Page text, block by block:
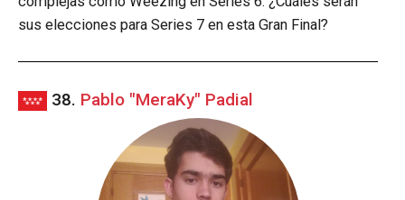
sus elecciones para Series 7 en esta Gran Final?
38. Pablo "MeraKy" Padial